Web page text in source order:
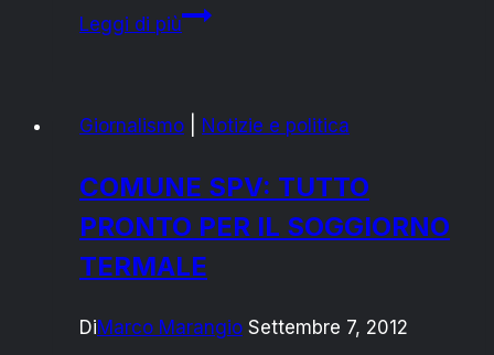
Leggi di piùSAN
RIFIUTI
AMIANTO,
REGIONE
IL
Giornalismo Notizie e politica
COMUNE SPV: TUTTO
PRONTO PER IL SOGGIORNO
TERMALE
DiMarco Marangio Settembre 7, 2012